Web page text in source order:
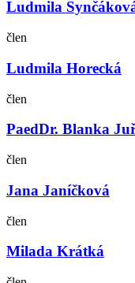
Ludmila
člen
Ludmila Horecká
člen
PaedDr. Blanka
člen
Jana Janíčková
člen
Milada Krátká